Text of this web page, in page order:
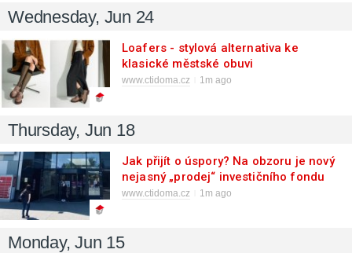
Wednesday, Jun 24
Loafers - stylová alternativa ke
klasické městské obuvi
www.ctidoma.cz 1m ago
Thursday, Jun 18
Jak přijít o úspory? Na obzoru je nový
nejasný „prodej“ investičního fondu
www.ctidoma.cz 1m ago
Monday, Jun 15